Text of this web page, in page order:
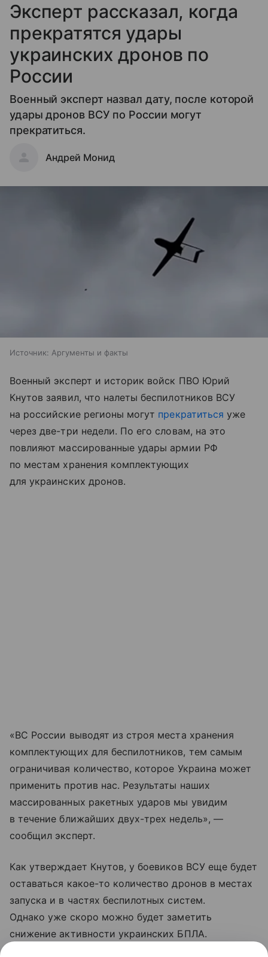
Эксперт рассказал, когда
прекратятся удары
украинских дронов по
России
Военный эксперт назвал дату, после которой
удары дронов ВСУ по России могут
прекратиться.
Андрей Монид
Источник: Аргументы и факты
Военный эксперт и историк войск ПВО Юрий
Кнутов заявил, что налеты беспилотников ВСУ
на российские регионы могут прекратиться уже
через две-три недели. По его словам, на это
повлияют массированные удары армии РФ
по местам хранения комплектующих
для украинских дронов.
«ВС России выводят из строя места хранения
комплектующих для беспилотников, тем самым
ограничивая количество, которое Украина может
применить против нас. Результаты наших
массированных ракетных ударов мы увидим
в течение ближайших двух-трех недель», —
сообщил эксперт.
Как утверждает Кнутов, у боевиков ВСУ еще будет
оставаться какое-то количество дронов в местах
запуска и в частях беспилотных систем.
Однако уже скоро можно будет заметить
снижение активности украинских БПЛА.